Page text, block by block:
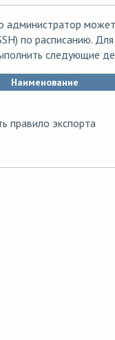
администратор
по расписанию.
следующие
Наименование
правило экспорта